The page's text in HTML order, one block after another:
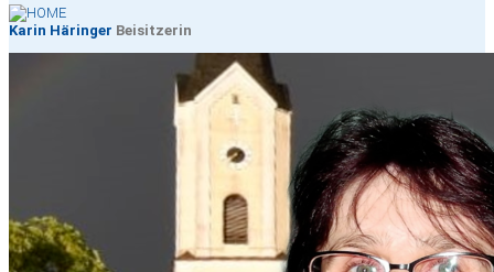
Karin Häringer Beisitzerin